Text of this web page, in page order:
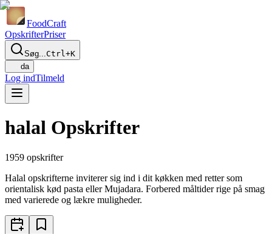
FoodCraft
OpskrifterPriser
Søg...Ctrl+K
da
Log indTilmeld
halal Opskrifter
1959 opskrifter
Halal opskrifterne inviterer sig ind i dit køkken med retter som
orientalisk kød pasta eller Mujadara. Forbered måltider rige på smag
med varierede og lækre muligheder.